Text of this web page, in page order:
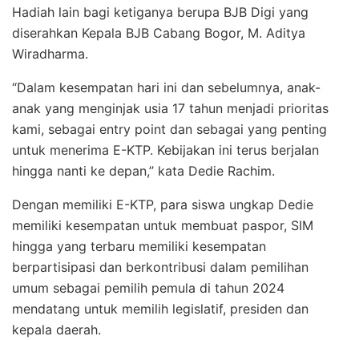
Hadiah lain bagi ketiganya berupa BJB Digi yang
diserahkan Kepala BJB Cabang Bogor, M. Aditya
Wiradharma.
“Dalam kesempatan hari ini dan sebelumnya, anak-
anak yang menginjak usia 17 tahun menjadi prioritas
kami, sebagai entry point dan sebagai yang penting
untuk menerima E-KTP. Kebijakan ini terus berjalan
hingga nanti ke depan,” kata Dedie Rachim.
Dengan memiliki E-KTP, para siswa ungkap Dedie
memiliki kesempatan untuk membuat paspor, SIM
hingga yang terbaru memiliki kesempatan
berpartisipasi dan berkontribusi dalam pemilihan
umum sebagai pemilih pemula di tahun 2024
mendatang untuk memilih legislatif, presiden dan
kepala daerah.